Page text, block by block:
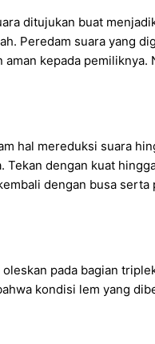
ditujukan buat
Peredam suara yang
kepada pemiliknya.
hal mereduksi suara
dengan kuat
dengan busa serta
pada bagian
kondisi lem yang